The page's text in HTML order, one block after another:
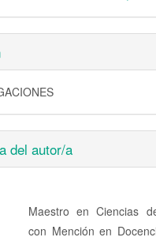
del autor/a
Maestro en Ciencias
con Mención en